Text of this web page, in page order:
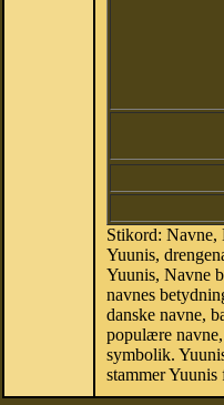
Stikord: Navne,
Yuunis,
Yuunis, Navne
navnes
danske navne,
populære
symbolik.
stammer Yuunis